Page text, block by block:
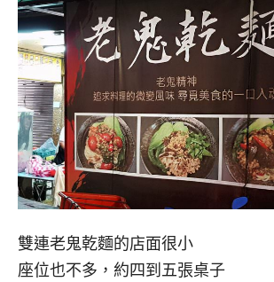
雙連老鬼乾麵的店面很小
座位也不多，約四到五張桌子